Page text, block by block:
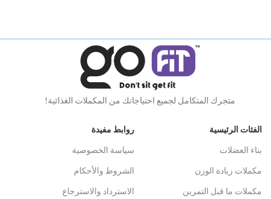
متجرك المتكامل لجميع احتياجاتك من المكملات الغذائية!
الفئات الرئيسية
بناء العضلات
مكملات زيادة الوزن
مكملات ما قبل التمرين
روابط مفيدة
سياسة الخصوصية
الشروط والأحكام
الاسترداد والاسترجاع
Paul
Muscle Add ISO Add